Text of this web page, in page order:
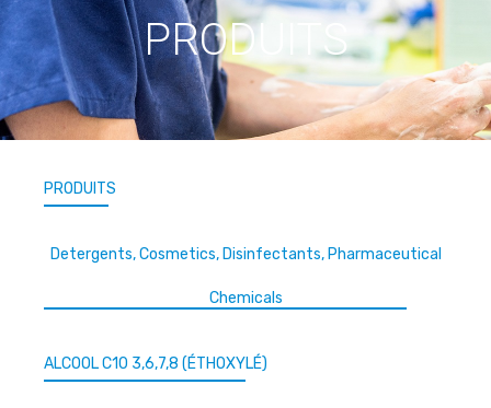
PRODUITS
PRODUITS
Detergents, Cosmetics, Disinfectants, Pharmaceutical
Chemicals
ALCOOL C10 3,6,7,8 (ÉTHOXYLÉ)